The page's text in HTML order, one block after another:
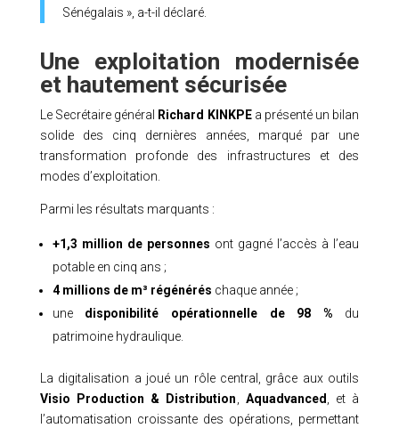
Sénégalais », a-t-il déclaré.
Une exploitation modernisée
et hautement sécurisée
Le Secrétaire général Richard KINKPEa présenté un bilan
solide des cinq dernières années, marqué par une
transformation profonde des infrastructures et des
modes d’exploitation.
Parmi les résultats marquants :
+1,3 million de personnes ont gagné l’accès à l’eau
potable en cinq ans ;
4 millions de m³ régénérés chaque année ;
une disponibilité opérationnelle de 98 % du
patrimoine hydraulique.
La digitalisation a joué un rôle central, grâce aux outils
Visio Production & Distribution
Aquadvanced
, et à
l’automatisation croissante des opérations, permettant